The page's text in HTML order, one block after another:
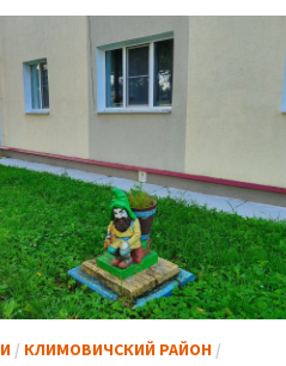
/ КЛИМОВИЧСКИЙ РАЙОН/